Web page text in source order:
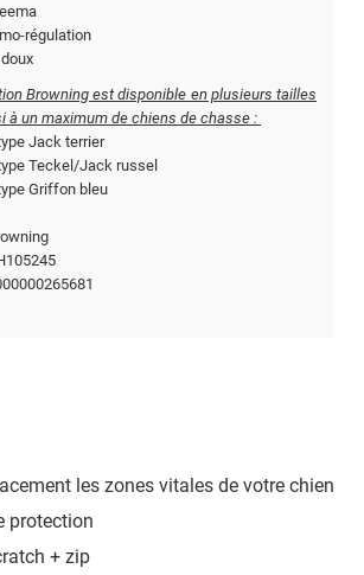
régulation
Browning est disponible en plusieurs tailles
à un maximum de chiens de chasse :
Jack terrier
Teckel/Jack russel
Griffon bleu
les zones vitales de votre chien
protection
+ zip